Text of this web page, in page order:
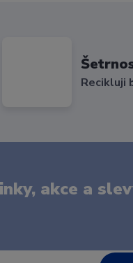
Recikluji
akce a